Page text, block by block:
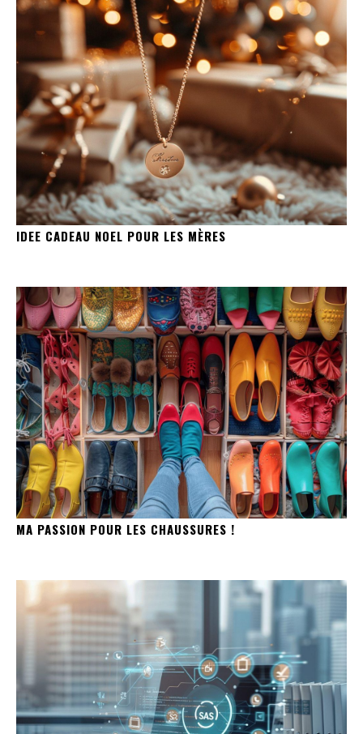
IDEE CADEAU NOEL POUR LES MÈRES
MA PASSION POUR LES CHAUSSURES !